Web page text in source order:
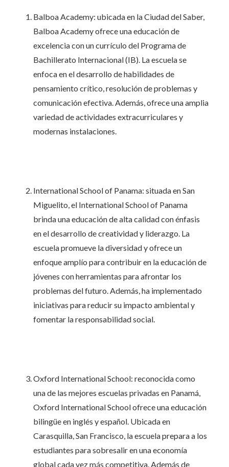
Balboa Academy: ubicada en la Ciudad del Saber,
Balboa Academy ofrece una educación de
excelencia con un currículo del Programa de
Bachillerato Internacional (IB). La escuela se
enfoca en el desarrollo de habilidades de
pensamiento crítico, resolución de problemas y
comunicación efectiva. Además, ofrece una amplia
variedad de actividades extracurriculares y
modernas instalaciones.
International School of Panama: situada en San
Miguelito, el International School of Panama
brinda una educación de alta calidad con énfasis
en el desarrollo de creatividad y liderazgo. La
escuela promueve la diversidad y ofrece un
enfoque amplío para contribuir en la educación de
jóvenes con herramientas para afrontar los
problemas del futuro. Además, ha implementado
iniciativas para reducir su impacto ambiental y
fomentar la responsabilidad social.
Oxford International School: reconocida como
una de las mejores escuelas privadas en Panamá,
Oxford International School ofrece una educación
bilingüe en inglés y español. Ubicada en
Carasquilla, San Francisco, la escuela prepara a los
estudiantes para sobresalir en una economía
global cada vez más competitiva. Además de